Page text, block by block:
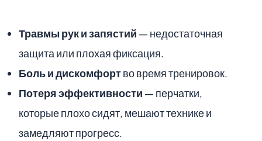
Травмы рук и запястий — недостаточная
защита или плохая фиксация.
Боль и дискомфортво время тренировок.
Потеря эффективности — перчатки,
которые плохо сидят, мешают технике и
замедляют прогресс.